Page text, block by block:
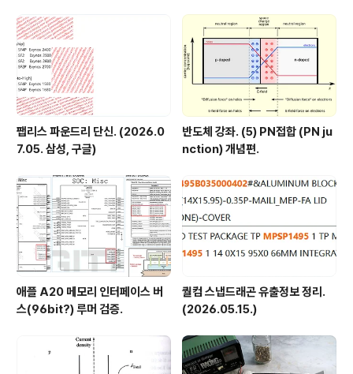
팹리스 파운드리 단신. (2026.0
7.05. 삼성, 구글)
반도체 강좌. (5) PN접합 (PN ju
nction) 개념편.
애플 A20 메모리 인터페이스 버
스(96bit?) 루머 검증.
퀄컴 스냅드래곤 유출정보 정리.
(2026.05.15.)